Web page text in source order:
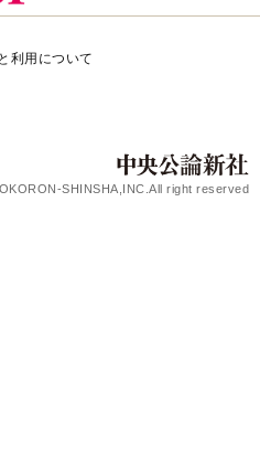
利用について
SHINSHA,INC.All right reserved